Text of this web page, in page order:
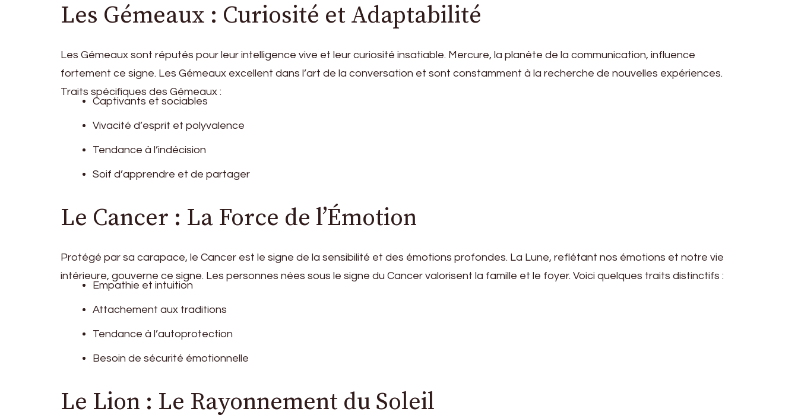
Les Gémeaux : Curiosité et Adaptabilité
Les Gémeaux sont réputés pour leur intelligence vive et leur curiosité insatiable. Mercure, la planète de la communication, influence
fortement ce signe. Les Gémeaux excellent dans l’art de la conversation et sont constamment à la recherche de nouvelles expériences.
Traits spécifiques des Gémeaux :
Captivants et sociables
Vivacité d’esprit et polyvalence
Tendance à l’indécision
Soif d’apprendre et de partager
Le Cancer : La Force de l’Émotion
Protégé par sa carapace, le Cancer est le signe de la sensibilité et des émotions profondes. La Lune, reflétant nos émotions et notre vie
intérieure, gouverne ce signe. Les personnes nées sous le signe du Cancer valorisent la famille et le foyer. Voici quelques traits distinctifs :
Empathie et intuition
Attachement aux traditions
Tendance à l’autoprotection
Besoin de sécurité émotionnelle
Le Lion : Le Rayonnement du Soleil